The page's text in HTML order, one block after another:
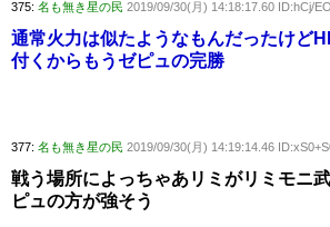
375: 名も無き星の民 2019/09/30(月) 14:18:17.60 ID:hCj/
通常火力は似たようなもんだったけど
付くからもうゼピュの完勝
377: 名も無き星の民 2019/09/30(月) 14:19:14.46
戦う場所によっちゃあリミがリミモニ
ピュの方が強そう